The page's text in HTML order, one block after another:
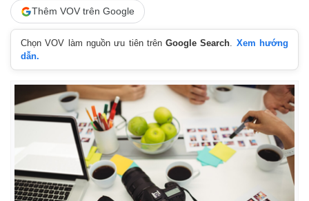
Thêm VOV trên Google
Chọn VOV làm nguồn ưu tiên trênGoogle Search. Xem hướng
dẫn.